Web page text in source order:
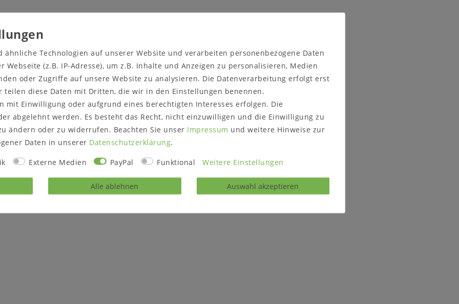
ähnliche Technologien auf unserer Website und verarbeiten personenbezogene Daten
Webseite (z.B. IP-Adresse), um z.B. Inhalte und Anzeigen zu personalisieren, Medien
oder Zugriffe auf unsere Website zu analysieren. Die Datenverarbeitung erfolgt erst
teilen diese Daten mit Dritten, die wir in den Einstellungen benennen.
mit Einwilligung oder aufgrund eines berechtigten Interesses erfolgen. Die
abgelehnt werden. Es besteht das Recht, nicht einzuwilligen und die Einwilligung zu
ändern oder zu widerrufen. Beachten Sie unser Impressum und weitere Hinweise zur
Daten in unserer Daten­schutz­erklärung.
Externe Medien PayPal Funktional Weitere Einstellungen
Alle ablehnen Auswahl akzeptieren